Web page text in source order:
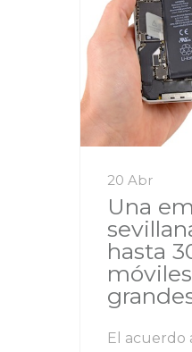
20 Abr
Una
hasta
El acuerdo